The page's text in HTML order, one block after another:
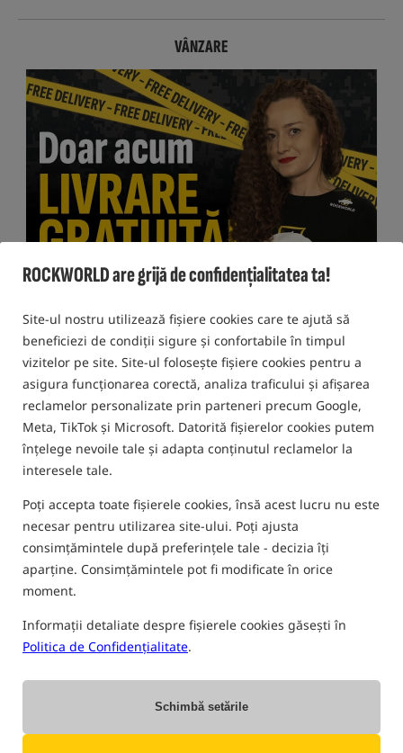
ROCKWORLD are grijă de confidențialitatea ta!
Site-ul nostru utilizează fișiere cookies care te ajută să
beneficiezi de condiții sigure și confortabile în timpul
vizitelor pe site. Site-ul folosește fișiere cookies pentru a
asigura funcționarea corectă, analiza traficului și afișarea
reclamelor personalizate prin parteneri precum Google,
Meta, TikTok și Microsoft. Datorită fișierelor cookies putem
înțelege nevoile tale și adapta conținutul reclamelor la
interesele tale.
Poți accepta toate fișierele cookies, însă acest lucru nu este
necesar pentru utilizarea site-ului. Poți ajusta
consimțămintele după preferințele tale - decizia îți
aparține. Consimțămintele pot fi modificate în orice
moment.
Informații detaliate despre fișierele cookies găsești în
Politica de Confidențialitate.
Schimbă setările
VÂNZARE